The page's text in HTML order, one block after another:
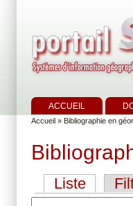
ACCUEIL
Accueil » Bibliographie en
Liste